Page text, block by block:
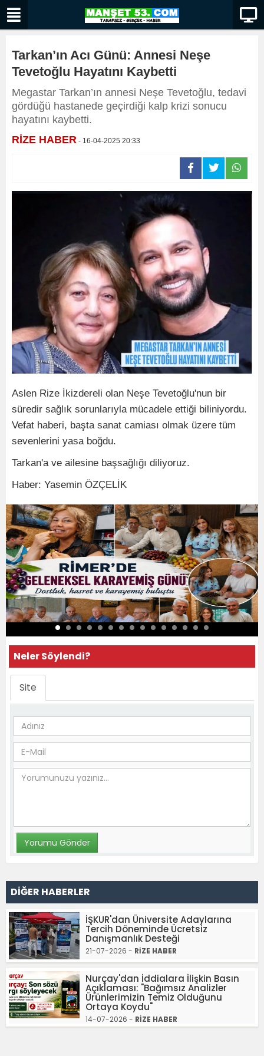
Tarkan’ın Acı Günü: Annesi Neşe
Tevetoğlu Hayatını Kaybetti
Megastar Tarkan’ın annesi Neşe Tevetoğlu, tedavi
gördüğü hastanede geçirdiği kalp krizi sonucu
hayatını kaybetti.
RİZE HABER - 16-04-2025 20:33
Aslen Rize İkizdereli olan Neşe Tevetoğlu'nun bir
süredir sağlık sorunlarıyla mücadele ettiği biliniyordu.
Vefat haberi, başta sanat camiası olmak üzere tüm
sevenlerini yasa boğdu.
Tarkan'a ve ailesine başsağlığı diliyoruz.
Haber: Yasemin ÖZÇELİK
Neler Söylendi?
Site
DİĞER HABERLER
İŞKUR'dan Üniversite Adaylarına
Tercih Döneminde Ücretsiz
Danışmanlık Desteği
21-07-2026 - RİZE HABER
Nurçay'dan İddialara İlişkin Basın
Açıklaması: "Bağımsız Analizler
Ürünlerimizin Temiz Olduğunu
Ortaya Koydu"
14-07-2026 - RİZE HABER